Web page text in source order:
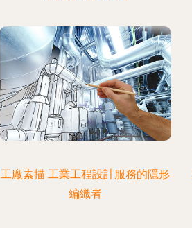
工廠素描 工業工程設計服務的隱形
編織者